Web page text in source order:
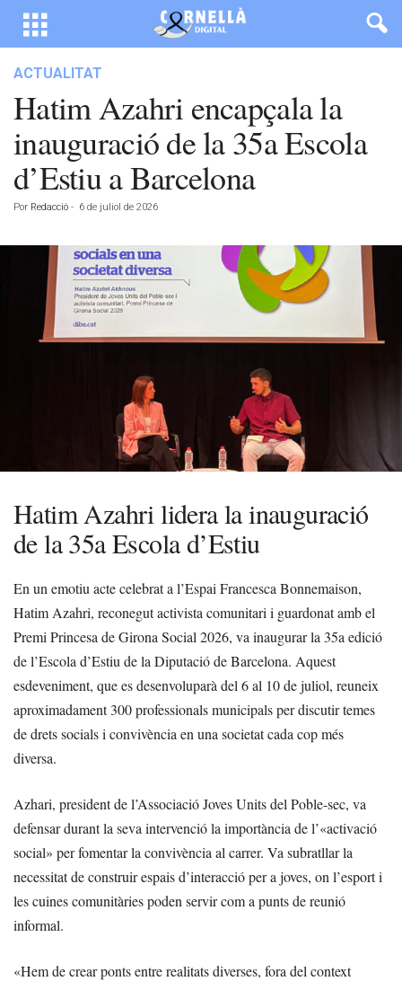
ACTUALITAT
Hatim Azahri encapçala la
inauguració de la 35a Escola
d’Estiu a Barcelona
Por Redacció - 6 de juliol de 2026
Hatim Azahri lidera la inauguració
de la 35a Escola d’Estiu
En un emotiu acte celebrat a l’Espai Francesca Bonnemaison,
Hatim Azahri, reconegut activista comunitari i guardonat amb el
Premi Princesa de Girona Social 2026, va inaugurar la 35a edició
de l’Escola d’Estiu de la Diputació de Barcelona. Aquest
esdeveniment, que es desenvoluparà del 6 al 10 de juliol, reuneix
aproximadament 300 professionals municipals per discutir temes
de drets socials i convivència en una societat cada cop més
diversa.
Azhari, president de l’Associació Joves Units del Poble-sec, va
defensar durant la seva intervenció la importància de l’«activació
social» per fomentar la convivència al carrer. Va subratllar la
necessitat de construir espais d’interacció per a joves, on l’esport i
les cuines comunitàries poden servir com a punts de reunió
informal.
«Hem de crear ponts entre realitats diverses, fora del context